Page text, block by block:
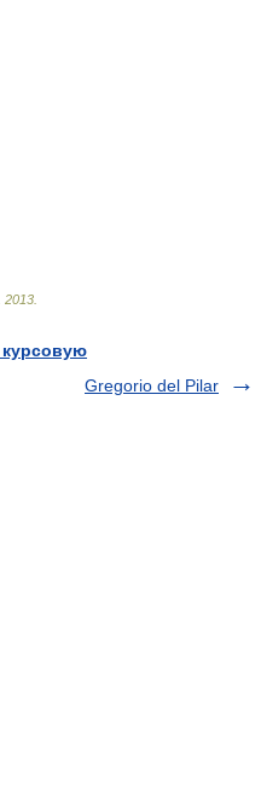
2013
Gregorio del Pilar